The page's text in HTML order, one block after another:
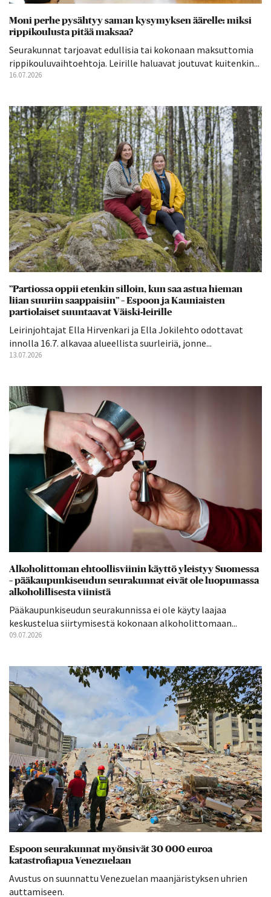
Moni perhe pysähtyy saman kysymyksen äärelle: miksi
rippikoulusta pitää maksaa?
Seurakunnat tarjoavat edullisia tai kokonaan maksuttomia
rippikouluvaihtoehtoja. Leirille haluavat joutuvat kuitenkin...
16.07.2026
”Partiossa oppii etenkin silloin, kun saa astua hieman
liian suuriin saappaisiin” – Espoon ja Kauniaisten
partiolaiset suuntaavat Väiski-leirille
Leirinjohtajat Ella Hirvenkari ja Ella Jokilehto odottavat
innolla 16.7. alkavaa alueellista suurleiriä, jonne...
13.07.2026
Alkoholittoman ehtoollisviinin käyttö yleistyy Suomessa
– pääkaupunkiseudun seurakunnat eivät ole luopumassa
alkoholillisesta viinistä
Pääkaupunkiseudun seurakunnissa ei ole käyty laajaa
keskustelua siirtymisestä kokonaan alkoholittomaan...
09.07.2026
Espoon seurakunnat myönsivät 30 000 euroa
katastrofiapua Venezuelaan
Avustus on suunnattu Venezuelan maanjäristyksen uhrien
auttamiseen.